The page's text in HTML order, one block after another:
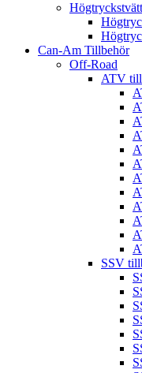
Can-Am Tillbehör
Off-Road
ATV
SSV